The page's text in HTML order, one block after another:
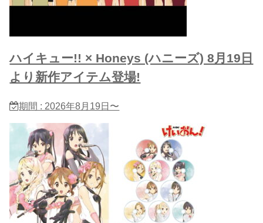
ハイキュー!! × Honeys (ハニーズ) 8月19日
より新作アイテム登場!
期間 : 2026年8月19日〜